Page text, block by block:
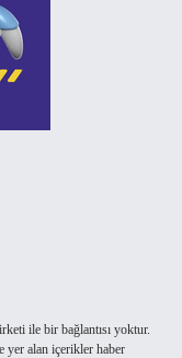
ile bir bağlantısı yoktur.
yer alan içerikler haber